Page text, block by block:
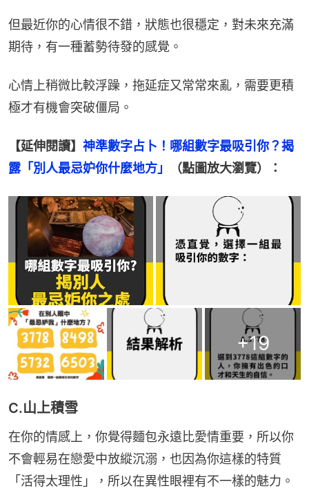
但最近你的心情很不錯，狀態也很穩定，對未來充滿
期待，有一種蓄勢待發的感覺。
心情上稍微比較浮躁，拖延症又常常來亂，需要更積
極才有機會突破僵局。
【延伸閱讀】 神準數字占卜！哪組數字最吸引你？揭
露「別人最忌妒你什麼地方」
（點圖放大瀏覽）：
+19
C.山上積雪
在你的情感上，你覺得麵包永遠比愛情重要，所以你
不會輕易在戀愛中放縱沉溺，也因為你這樣的特質
「活得太理性」，所以在異性眼裡有不一樣的魅力。